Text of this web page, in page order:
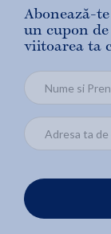
Abonează-
un cupon de
viitoarea ta